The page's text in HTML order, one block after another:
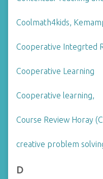
Coolmath4kids,
Cooperative Integrted
Cooperative Learning
Cooperative learning,
Course Review Horay
creative problem
D